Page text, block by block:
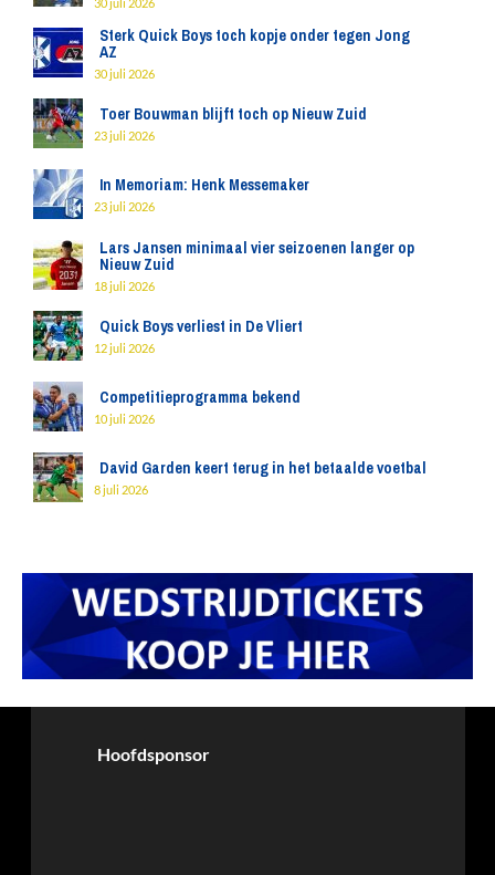
Sterk Quick Boys toch kopje onder tegen Jong
AZ
30 juli 2026
Toer Bouwman blijft toch op Nieuw Zuid
23 juli 2026
In Memoriam: Henk Messemaker
23 juli 2026
Lars Jansen minimaal vier seizoenen langer op
Nieuw Zuid
18 juli 2026
Quick Boys verliest in De Vliert
12 juli 2026
Competitieprogramma bekend
10 juli 2026
David Garden keert terug in het betaalde voetbal
8 juli 2026
Hoofdsponsor